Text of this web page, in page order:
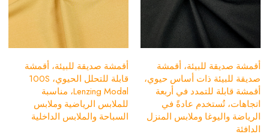
أقمشة صديقة للبيئة، أقمشة
صديقة للبيئة ذات أساس حيوي،
أقمشة قابلة للتمدد في أربعة
اتجاهات، تُستخدم عادةً في
الرياضة واليوغا وملابس المنزل
الدافئة
أقمشة صديقة للبيئة، أقمشة
قابلة للتحلل الحيوي، 100S
Lenzing Modal، مناسبة
للملابس الرياضية وملابس
السباحة والملابس الداخلية